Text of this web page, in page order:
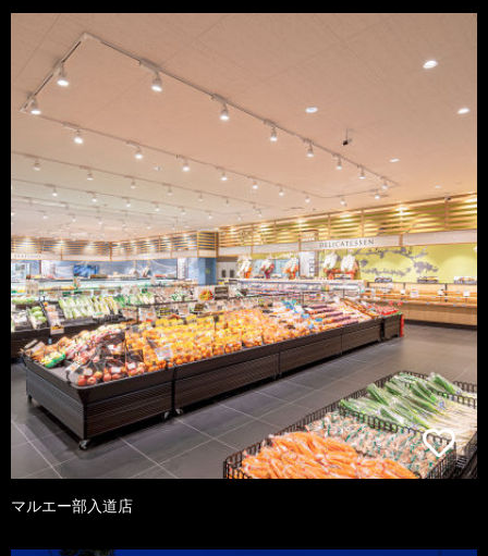
マルエー部入道店